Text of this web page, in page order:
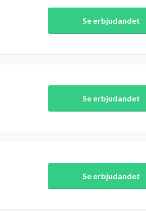
Se erbjudandet
Se erbjudandet
Se erbjudandet